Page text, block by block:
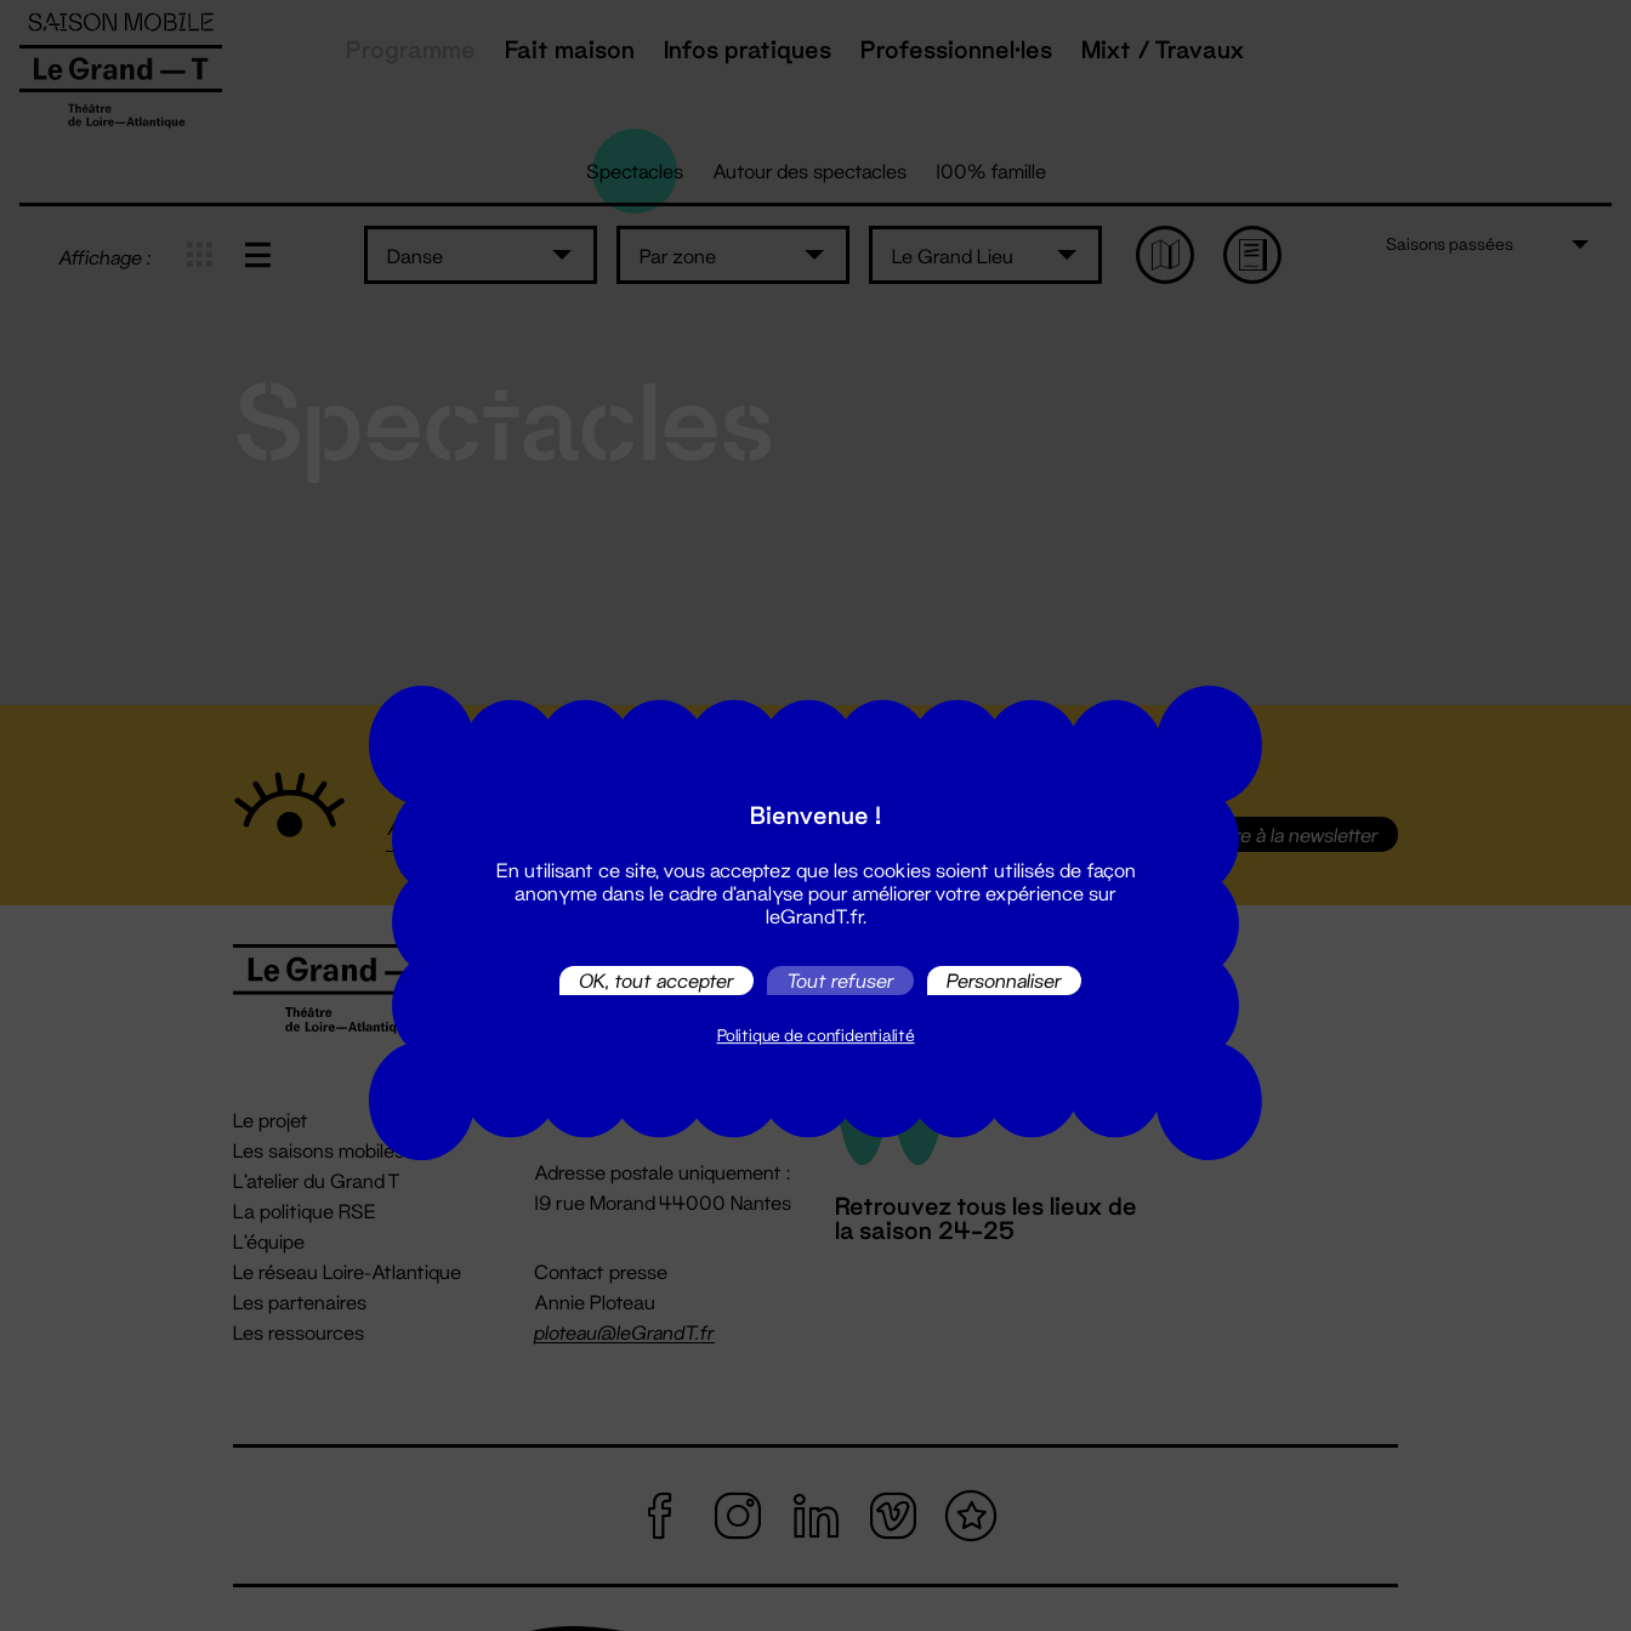
Fait maison Infos pratiques Professionnel·les Mixt / Travaux
Spectacles Autour des spectacles 100% famille
Affichage : Danse Par zone Le Grand Lieu
Saisons passées
S'inscrire à la newsletter
Le projet
Les saisons mobiles
L'atelier du Grand T
La politique RSE
L'équipe
Le réseau Loire-Atlantique
Les partenaires
Les ressources
02 51 88 25 25
Du lundi au vendredi 14h → 18h
Adresse postale uniquement :
19 rue Morand 44000 Nantes
Contact presse
Annie Ploteau
ploteau@leGrandT.fr
Retrouvez tous les lieux de
la saison 24-25
Panneau de gestion des cookies
Bienvenue !
En utilisant ce site, vous acceptez que les cookies soient utilisés de façon
anonyme dans le cadre d'analyse pour améliorer votre expérience sur
leGrandT.fr.
OK, tout accepter Tout refuser Personnaliser
Politique de confidentialité